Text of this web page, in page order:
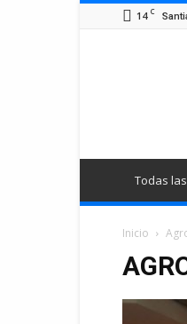
14 C
Todas
Inicio